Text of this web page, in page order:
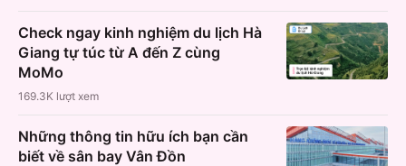
Check ngay kinh nghiệm du lịch Hà
Giang tự túc từ A đến Z cùng
MoMo
169.3K lượt xem
Những thông tin hữu ích bạn cần
biết về sân bay Vân Đồn